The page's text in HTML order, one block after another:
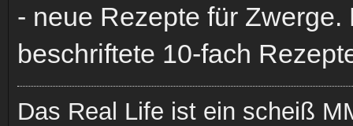
- neue Rezepte für
beschriftete 10-fach
Das Real Life ist ein scheiß